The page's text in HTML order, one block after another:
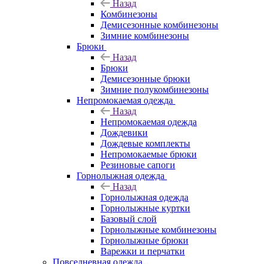
Назад
Комбинезоны
Демисезонные комбинезоны
Зимние комбинезоны
Брюки
Назад
Брюки
Демисезонные брюки
Зимние полукомбинезоны
Непромокаемая одежда
Назад
Непромокаемая одежда
Дождевики
Дождевые комплекты
Непромокаемые брюки
Резиновые сапоги
Горнолыжная одежда
Назад
Горнолыжная одежда
Горнолыжные куртки
Базовый слой
Горнолыжные комбинезоны
Горнолыжные брюки
Варежки и перчатки
Повседневная одежда